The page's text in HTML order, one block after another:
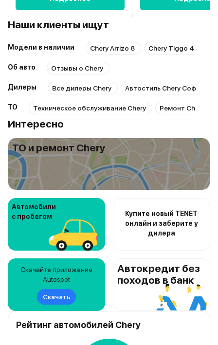
Наши клиенты ищут
Модели в наличии Chery Arrizo 8 Chery Tiggo 4
Об авто Отзывы о Chery
Дилеры Все дилеры Chery Автостиль Chery Софийская
ТО Техническое обслуживание Chery Ремонт Chery
Интересно
ТО и ремонт Chery
Автомобили
с пробегом
Купите новый TENET
онлайн и заберите у
дилера
Скачайте приложение
Autospot
Скачать
Автокредит без
походов в банк
Рейтинг автомобилей Chery